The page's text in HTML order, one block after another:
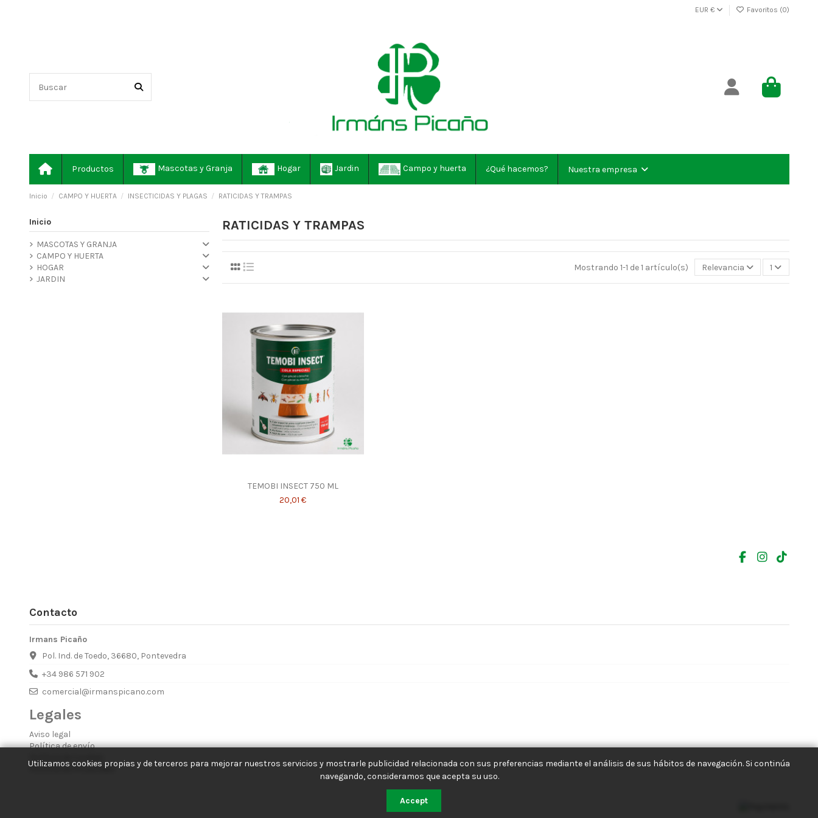
EUR € Favoritos (0)
Productos Mascotas y Granja Hogar Jardin Campo y huerta ¿Qué hacemos? Nuestra empresa
Inicio CAMPO Y HUERTA INSECTICIDAS Y PLAGAS RATICIDAS Y TRAMPAS
RATICIDAS Y TRAMPAS
Mostrando 1-1 de 1 artículo(s) Relevancia 1
TEMOBI INSECT 750 ML
20,01 €
Inicio
MASCOTAS Y GRANJA
CAMPO Y HUERTA
HOGAR
JARDIN
Contacto
Irmans Picaño
Pol. Ind. de Toedo, 36680, Pontevedra
+34 986 571 902
comercial@irmanspicano.com
Legales
Aviso legal
Política de envío
Política de Privacidad
Utilizamos cookies propias y de terceros para mejorar nuestros servicios y mostrarle publicidad relacionada con sus preferencias mediante el análisis de sus hábitos de navegación. Si continúa
navegando, consideramos que acepta su uso.
Accept